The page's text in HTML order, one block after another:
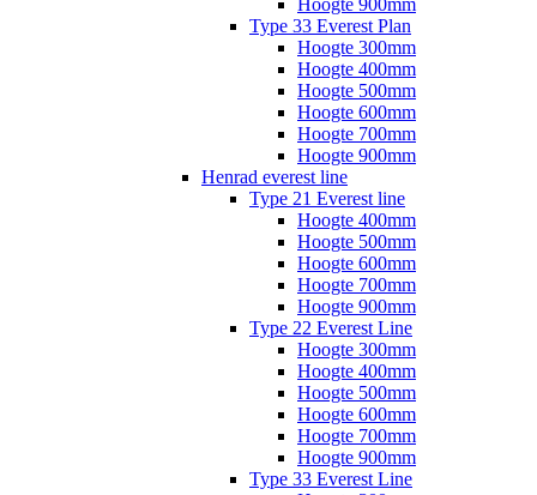
Hoogte 900mm
Type 33 Everest Plan
Hoogte 300mm
Hoogte 400mm
Hoogte 500mm
Hoogte 600mm
Hoogte 700mm
Hoogte 900mm
Henrad everest line
Type 21 Everest line
Hoogte 400mm
Hoogte 500mm
Hoogte 600mm
Hoogte 700mm
Hoogte 900mm
Type 22 Everest Line
Hoogte 300mm
Hoogte 400mm
Hoogte 500mm
Hoogte 600mm
Hoogte 700mm
Hoogte 900mm
Type 33 Everest Line